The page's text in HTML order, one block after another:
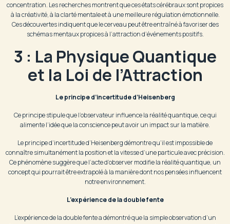
concentration. Les recherches montrent que ces états cérébraux sont propices
à la créativité, à la clarté mentale et à une meilleure régulation émotionnelle.
Ces découvertes indiquent que le cerveau peut être entraîné à favoriser des
schémas mentaux propices à l’attraction d’événements positifs.
3 : La Physique Quantique
et la Loi de l’Attraction
Le principe d’incertitude d’Heisenberg
Ce principe stipule que l’observateur influence la réalité quantique, ce qui
alimente l’idée que la conscience peut avoir un impact sur la matière.
Le principe d’incertitude d’Heisenberg démontre qu’il est impossible de
connaître simultanément la position et la vitesse d’une particule avec précision.
Ce phénomène suggère que l’acte d’observer modifie la réalité quantique, un
concept qui pourrait être extrapolé à la manière dont nos pensées influencent
notre environnement.
L’expérience de la double fente
L’expérience de la double fente a démontré que la simple observation d’un